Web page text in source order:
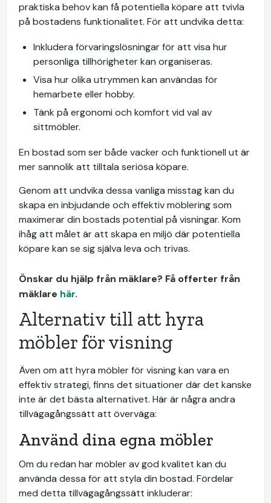
praktiska behov kan få potentiella köpare att tvivla
på bostadens funktionalitet. För att undvika detta:
Inkludera förvaringslösningar för att visa hur
personliga tillhörigheter kan organiseras.
Visa hur olika utrymmen kan användas för
hemarbete eller hobby.
Tänk på ergonomi och komfort vid val av
sittmöbler.
En bostad som ser både vacker och funktionell ut är
mer sannolik att tilltala seriösa köpare.
Genom att undvika dessa vanliga misstag kan du
skapa en inbjudande och effektiv möblering som
maximerar din bostads potential på visningar. Kom
ihåg att målet är att skapa en miljö där potentiella
köpare kan se sig själva leva och trivas.
Önskar du hjälp från mäklare? Få offerter från
mäklare här.
Alternativ till att hyra
möbler för visning
Även om att hyra möbler för visning kan vara en
effektiv strategi, finns det situationer där det kanske
inte är det bästa alternativet. Här är några andra
tillvägagångssätt att överväga:
Använd dina egna möbler
Om du redan har möbler av god kvalitet kan du
använda dessa för att styla din bostad. Fördelar
med detta tillvägagångssätt inkluderar: